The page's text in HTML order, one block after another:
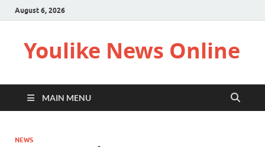
August 6, 2026
Youlike News Online
MAIN MENU
NEWS